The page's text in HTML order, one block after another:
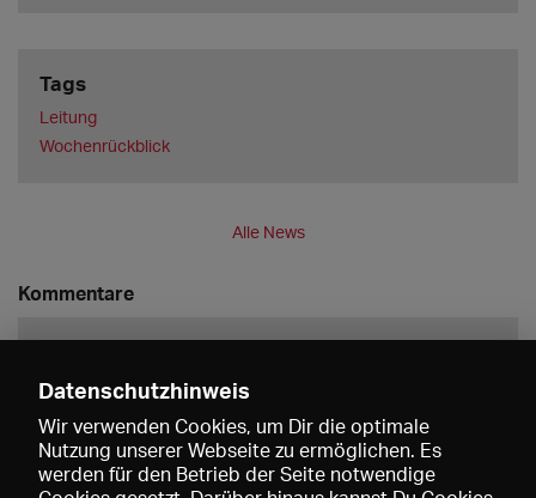
Tags
Leitung
Wochenrückblick
Alle News
Kommentare
Speichern
Datenschutzhinweis
Wir verwenden Cookies, um Dir die optimale
Nutzung unserer Webseite zu ermöglichen. Es
werden für den Betrieb der Seite notwendige